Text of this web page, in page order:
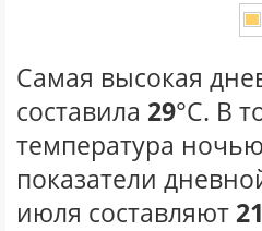
Самая высокая
составила 29°С. В
температура
показатели
июля составляют